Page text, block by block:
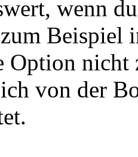
wenn
Beispiel
Option
von der